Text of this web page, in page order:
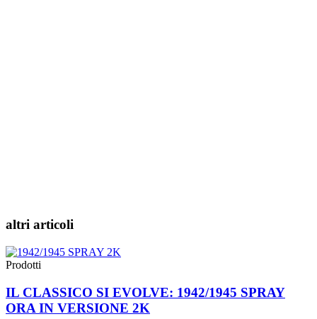
altri articoli
Prodotti
IL CLASSICO SI EVOLVE: 1942/1945 SPRAY
ORA IN VERSIONE 2K